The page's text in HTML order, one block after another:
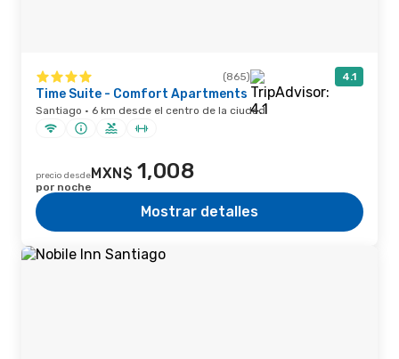
(865) 4.1
Time Suite - Comfort Apartments
Santiago · 6 km desde el centro de la ciudad
precio desdeMXN$ 1,008
por noche
Mostrar detalles